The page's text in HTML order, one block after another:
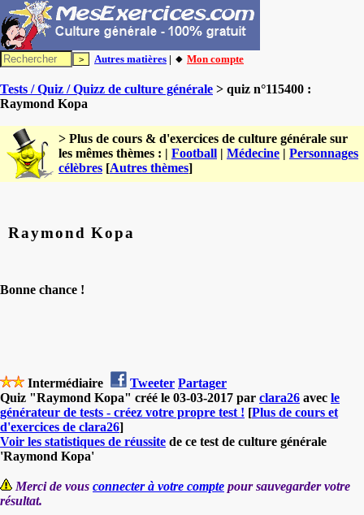
Autres matières | 🔸 Mon compte
Tests / Quiz / Quizz de culture générale > quiz n°115400 :
Raymond Kopa
> Plus de cours & d'exercices de culture générale sur
les mêmes thèmes : | Football | Médecine | Personnages
célèbres [Autres thèmes]
Raymond Kopa
Bonne chance !
Intermédiaire Tweeter Partager
Quiz "Raymond Kopa" créé le 03-03-2017 par clara26 avec le
générateur de tests - créez votre propre test ! [Plus de cours et
d'exercices de clara26]
Voir les statistiques de réussite de ce test de culture générale
'Raymond Kopa'
Merci de vous connecter à votre compte pour sauvegarder votre
résultat.